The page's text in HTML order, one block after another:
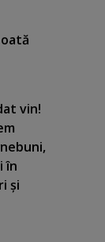
vin!
în
şi